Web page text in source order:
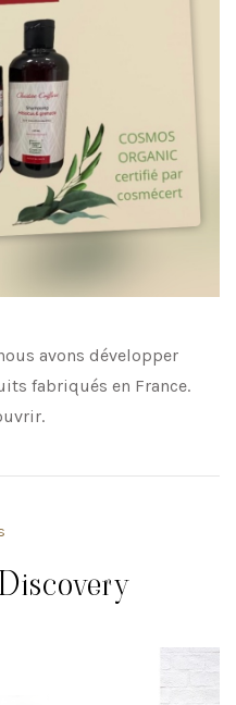
avons développer
fabriqués en France.